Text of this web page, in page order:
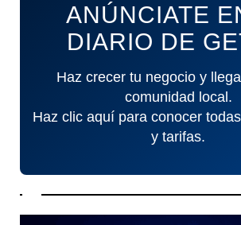
ANÚNCIATE
DIARIO DE
Haz crecer tu negocio y
comunidad local.
Haz clic aquí para conocer
y tarifas.